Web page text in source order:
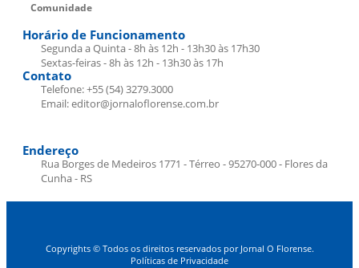
Comunidade
Horário de Funcionamento
Segunda a Quinta - 8h às 12h - 13h30 às 17h30
Sextas-feiras - 8h às 12h - 13h30 às 17h
Contato
Telefone: +55 (54) 3279.3000
Email: editor@jornaloflorense.com.br
Endereço
Rua Borges de Medeiros 1771 - Térreo - 95270-000 - Flores da
Cunha - RS
Copyrights © Todos os direitos reservados por Jornal O Florense.
Políticas de Privacidade